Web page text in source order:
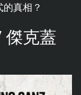
真相？
傑克蓋